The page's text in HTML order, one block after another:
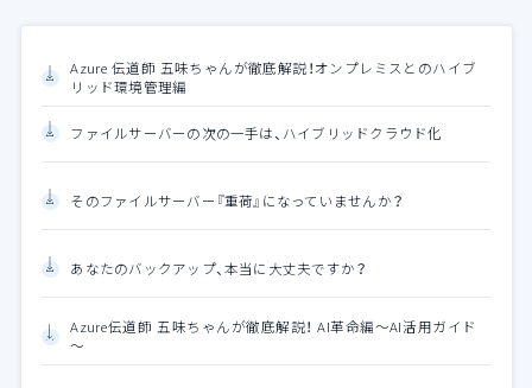
Azure 伝道師 五味ちゃんが徹底解説！オンプレミスとのハイブ
リッド環境管理編
ファイルサーバーの次の一手は、ハイブリッドクラウド化
そのファイルサーバー『重荷』になっていませんか？
あなたのバックアップ、本当に大丈夫ですか？
Azure伝道師 五味ちゃんが徹底解説！ AI革命編～AI活用ガイド
～